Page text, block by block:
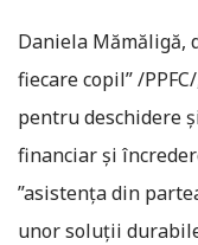
Daniela Mămăligă,
fiecare copil” /
pentru deschidere
financiar și
”asistenţa din
unor soluții